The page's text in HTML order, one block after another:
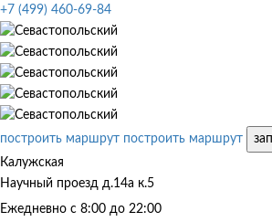
+7 (499) 460-69-84
построить маршрут построить маршрут
Калужская
Научный проезд д.14а к.5
Ежедневно с 8:00 до 22:00